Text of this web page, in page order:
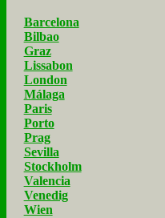
Barcelona
Bilbao
Graz
Lissabon
London
Málaga
Paris
Porto
Prag
Sevilla
Stockholm
Valencia
Venedig
Wien